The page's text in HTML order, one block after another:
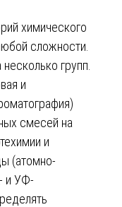
химического
сложности.
групп.
и
смесей на
и
(атомно-
и УФ-